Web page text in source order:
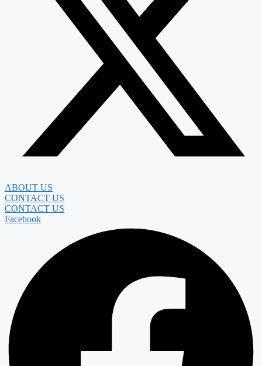
ABOUT US
CONTACT US
CONTACT US
Facebook